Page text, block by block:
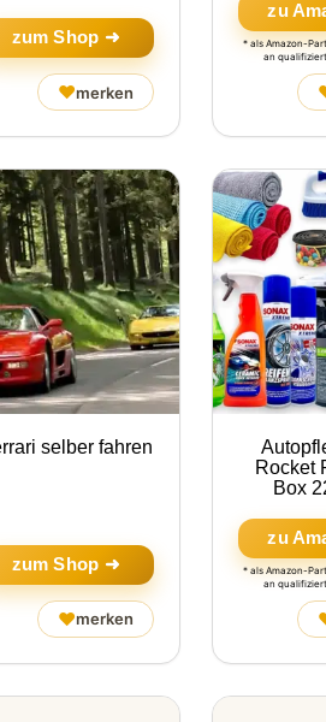
zum Shop ➜
♥merken
zu
* als Amazon-
an
selber fahren
zum Shop ➜
♥merken
Rocket
Box
zu
* als Amazon-
an